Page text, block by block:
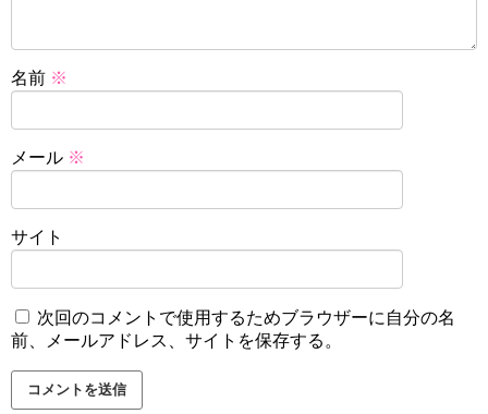
名前 ※
メール ※
サイト
次回のコメントで使用するためブラウザーに自分の名
前、メールアドレス、サイトを保存する。